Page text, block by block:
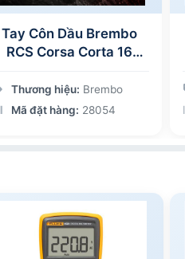
Tay Côn Dầu Brembo
RCS Corsa Corta 16
côn dầu chính cho
mô-tô hai bánh
Thương hiệu: Brembo
Mã đặt hàng: 28054